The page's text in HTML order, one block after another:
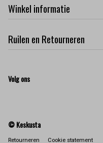
Winkel informatie
Ruilen en Retourneren
Volg ons
© Keskusta
Retourneren Cookie statement